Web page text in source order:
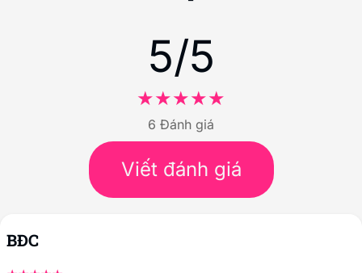
5/5
6 Đánh giá
Viết đánh giá
BĐC